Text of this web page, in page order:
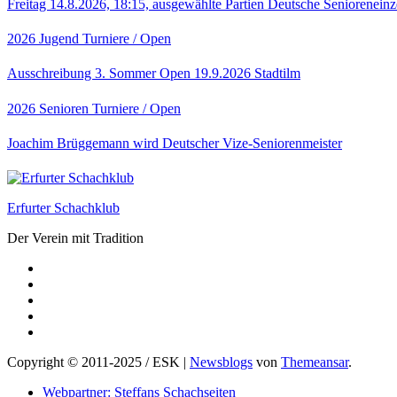
Freitag 14.8.2026, 18:15, ausgewählte Partien Deutsche
2026 Jugend Turniere / Open
Ausschreibung 3. Sommer Open 19.9.2026 Stadtilm
2026 Senioren Turniere / Open
Joachim Brüggemann wird Deutscher Vize-Seniorenmeister
Erfurter Schachklub
Der Verein mit Tradition
Copyright © 2011-2025 / ESK | Newsblogs von Themeansar.
Webpartner: Steffans Schachseiten